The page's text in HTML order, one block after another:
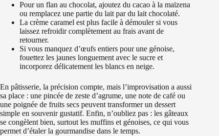
Pour un flan au chocolat, ajoutez du cacao à la maïzena
ou remplacez une partie du lait par du lait chocolaté.
La crème caramel est plus facile à démouler si vous
laissez refroidir complètement au frais avant de
retourner.
Si vous manquez d’œufs entiers pour une génoise,
fouettez les jaunes longuement avec le sucre et
incorporez délicatement les blancs en neige.
En pâtisserie, la précision compte, mais l’improvisation a aussi
sa place : une pincée de zeste d’agrume, une note de café ou
une poignée de fruits secs peuvent transformer un dessert
simple en souvenir gustatif. Enfin, n’oubliez pas : les gâteaux
se congèlent bien, surtout les muffins et génoises, ce qui vous
permet d’étaler la gourmandise dans le temps.